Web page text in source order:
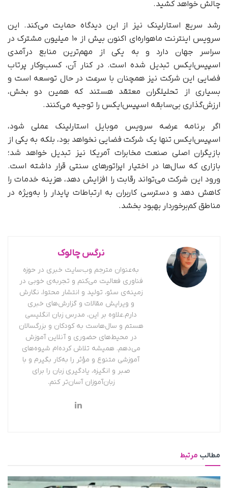
چالش خواهد کشید.
رشد سریع استارلینک نیز از این دیدگاه حمایت می‌کند. این
سرویس اینترنت ماهواره‌ای اکنون بیش از ۱۰ میلیون مشترک در
سراسر جهان دارد و به یکی از مهم‌ترین منابع درآمدی
اسپیس‌ایکس تبدیل شده است. در کنار آن، کسب‌وکار پرتاب
فضایی این شرکت نیز همچنان با سرعت در حال توسعه است و
بسیاری از تحلیلگران معتقد هستند که همین دو بخش،
ارزش‌گذاری بی‌سابقه اسپیس‌ایکس را توجیه می‌کنند.
اگر برنامه عرضه سرویس موبایل استارلینک عملی شود،
اسپیس‌ایکس تنها یک شرکت فضایی نخواهد بود، بلکه به یکی از
بازیگران اصلی صنعت مخابرات آمریکا نیز تبدیل خواهد شد؛
بازاری که سال‌ها در اختیار اپراتورهای سنتی قرار داشته است.
ورود این شرکت می‌تواند رقابت را افزایش دهد، هزینه خدمات را
کاهش دهد و دسترسی کاربران به ارتباطات پایدار را به‌ویژه در
مناطق کم‌برخوردار بهبود بخشد.
نرگس چالوک
به‌عنوان مترجم وب‌سایت خبری در حوزه
فناوری فعالیت می‌کنم و تجربه‌ی خوبی در
زمینه‌ی سئو، تولید و انتشار محتوا، نگارش
و ویرایش مقالات و گزارش‌های خبری
دارم.علاوه بر این، مدرس زبان انگلیسی
هستم و سال‌هاست به کودکان و بزرگسالان
در محیط‌های حضوری و آنلاین آموزش
می‌دهم. همیشه تلاش کرده‌ام شیوه‌های
آموزشی متنوع و مؤثر را به‌کار بگیرم و با
صبر و انگیزه، یادگیری زبان را برای
زبان‌آموزان آسان‌تر کنم.
مطالب مرتبط